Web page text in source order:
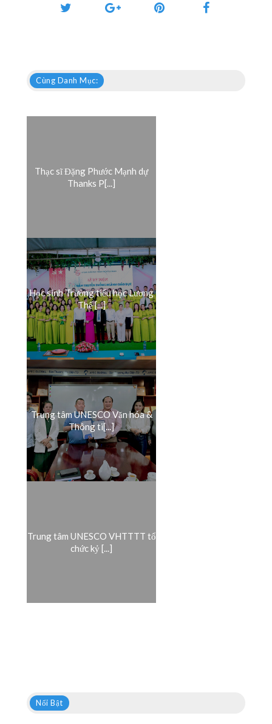
Cùng Danh Mục:
Thạc sĩ Đặng Phước Mạnh dự
Thanks P[...]
Học sinh Trường tiểu học Lương
Thế [...]
Trung tâm UNESCO Văn hóa &
Thông ti[...]
Trung tâm UNESCO VHTTTT tổ
chức kỷ [...]
Nổi Bật